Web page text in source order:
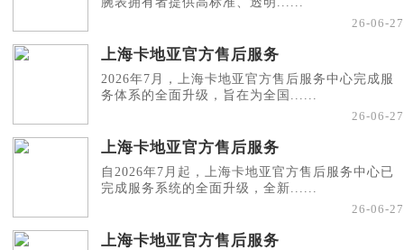
26-06-27
上海卡地亚官方售后服务
2026年7月，上海卡地亚官方售后服务中心完成服
务体系的全面升级，旨在为全国......
26-06-27
上海卡地亚官方售后服务
自2026年7月起，上海卡地亚官方售后服务中心已
完成服务系统的全面升级，全新......
26-06-27
上海卡地亚官方售后服务